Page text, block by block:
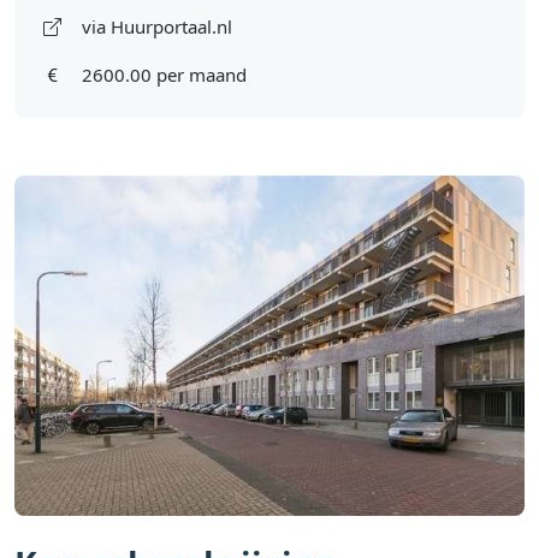
via Huurportaal.nl
2600.00 per maand